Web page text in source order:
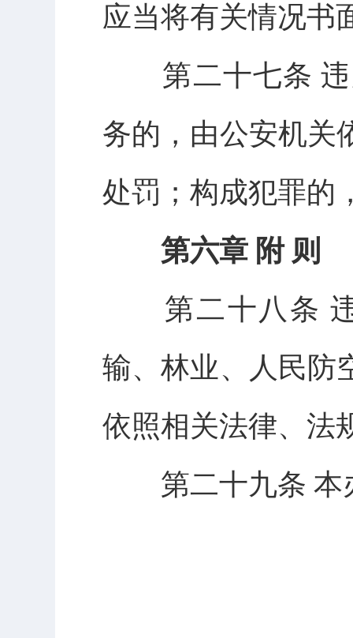
应当将有关情况书
第二十七条 违
务的，由公安机关
处罚；构成犯罪的
第六章 附 则
第二十八条 违
输、林业、人民防
依照相关法律、法
第二十九条 本